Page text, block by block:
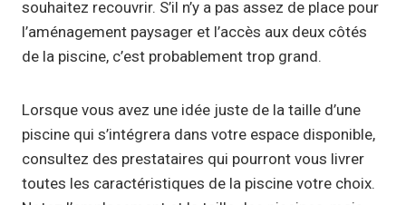
souhaitez recouvrir. S’il n’y a pas assez de place pour
l’aménagement paysager et l’accès aux deux côtés
de la piscine, c’est probablement trop grand.
Lorsque vous avez une idée juste de la taille d’une
piscine qui s’intégrera dans votre espace disponible,
consultez des prestataires qui pourront vous livrer
toutes les caractéristiques de la piscine votre choix.